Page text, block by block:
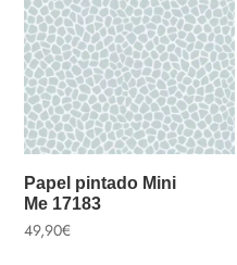
Papel pintado Mini
Me 17183
49,90€